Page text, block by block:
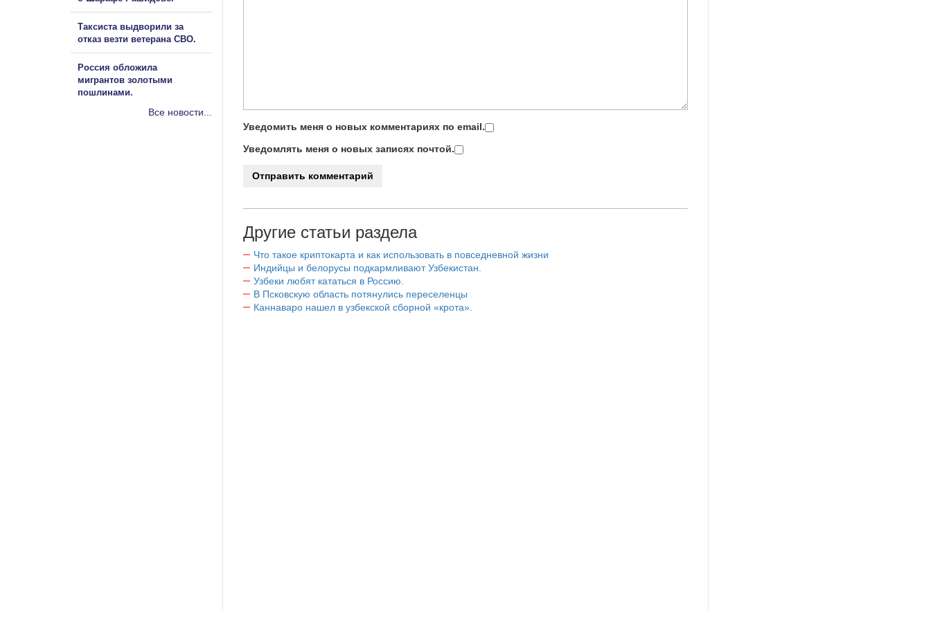
Уведомить меня о новых комментариях по email.
Уведомлять меня о новых записях почтой.
Другие статьи раздела
Что такое криптокарта и как использовать в повседневной жизни
Индийцы и белорусы подкармливают Узбекистан.
Узбеки любят кататься в Россию.
В Псковскую область потянулись переселенцы
Каннаваро нашел в узбекской сборной «крота».
Таксиста выдворили за
отказ везти ветерана СВО.
Россия обложила
мигрантов золотыми
пошлинами.
Все новости...